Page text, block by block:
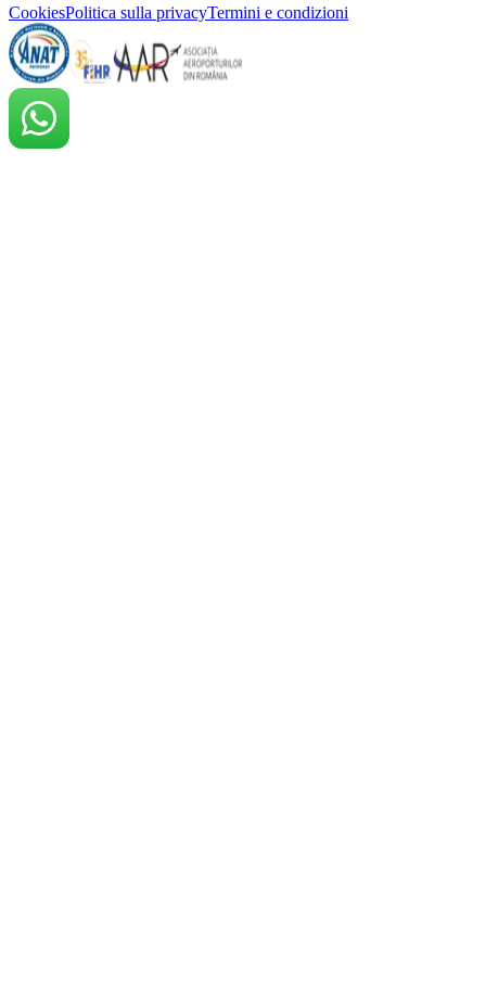
CookiesPolitica sulla privacyTermini e condizioni